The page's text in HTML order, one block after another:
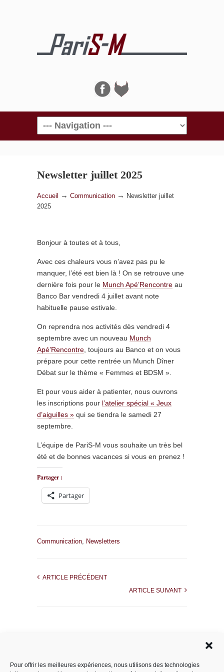
Pour offrir les meilleures expériences, nous utilisons des technologies
Navigation
Newsletter juillet 2025
Accueil → Communication →
Newsletter juillet
2025
Bonjour à toutes et à tous,
Avec ces chaleurs vous n’avez pas pu le
manquer, l’été est bien là ! On se retrouve une
dernière fois pour le Munch Apé’Rencontre au
Banco Bar vendredi 4 juillet avant note
habituelle pause estivale.
On reprendra nos activités dès vendredi 4
septembre avec un nouveau Munch
Apé’Rencontre , toujours au Banco et on vous
prépare pour cette rentrée un Munch Dîner
Débat sur le thème « Femmes et BDSM ».
Et pour vous aider à patienter, nous ouvrons
les inscriptions pour l’atelier spécial « Jeux
d’aiguilles » qui se tiendra le samedi 27
septembre.
L’équipe de PariS-M vous souhaite un très bel
été et de bonnes vacances si vous en prenez !
Partager :
Partager
Communication, Newsletters
ARTICLE PRÉCÉDENT
ARTICLE SUIVANT